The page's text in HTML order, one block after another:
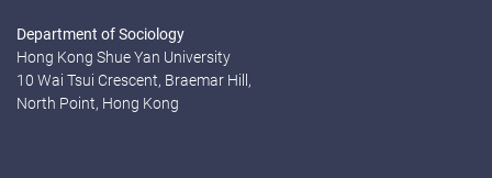
Department of Sociology
Hong Kong Shue Yan University
10 Wai Tsui Crescent, Braemar Hill,
North Point, Hong Kong